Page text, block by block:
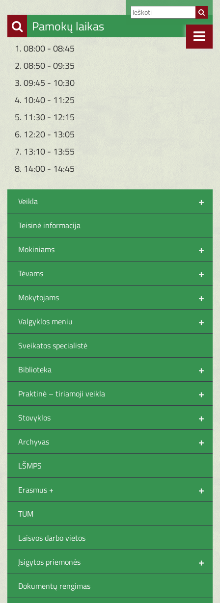
Pamokų laikas
1. 08:00 - 08:45
2. 08:50 - 09:35
3. 09:45 - 10:30
4. 10:40 - 11:25
5. 11:30 - 12:15
6. 12:20 - 13:05
7. 13:10 - 13:55
8. 14:00 - 14:45
+
Veikla
Teisinė informacija
+
Mokiniams
+
Tėvams
+
Mokytojams
+
Valgyklos meniu
Sveikatos specialistė
+
Biblioteka
+
Praktinė – tiriamoji veikla
+
Stovyklos
+
Archyvas
LŠMPS
+
Erasmus +
TŪM
Laisvos darbo vietos
+
Įsigytos priemonės
Dokumentų rengimas